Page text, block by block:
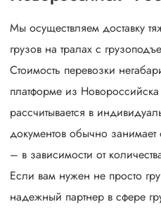
Мы осуществляем доставку
грузов на тралах с
Стоимость перевозки
платформе из
рассчитывается в
документов обычно
– в зависимости от
Если вам нужен не просто
надежный партнер в сфере